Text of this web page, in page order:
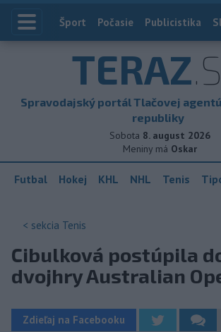
Index
Šport Počasie Publicistika
TERAZ
Spravodajský portál Tlačovej
republiky
Sobota 8. august 2026
Meniny má Oskar
Futbal Hokej KHL NHL Tenis
< sekcia Tenis
Cibulková postúpila
dvojhry Australian
Zdieľaj na Facebooku